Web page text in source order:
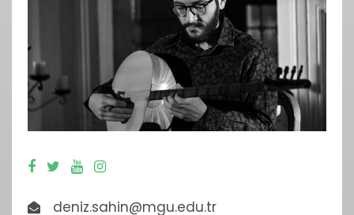
deniz.sahin@mgu.edu.tr